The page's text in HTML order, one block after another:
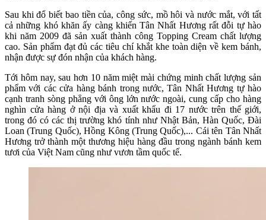
Sau khi đổ biết bao tiền của, công sức, mồ hôi và nước mắt, với tất
cả những khó khăn ấy càng khiến Tân Nhất Hương rất đỗi tự hào
khi năm 2009 đã sản xuất thành công Topping Cream chất lượng
cao. Sản phẩm đạt đủ các tiêu chí khắt khe toàn diện về kem bánh,
nhận được sự đón nhận của khách hàng.
Tới hôm nay, sau hơn 10 năm miệt mài chứng minh chất lượng sản
phẩm với các cửa hàng bánh trong nước, Tân Nhất Hương tự hào
cạnh tranh sòng phẳng với ông lớn nước ngoài, cung cấp cho hàng
nghìn cửa hàng ở nội địa và xuất khẩu đi 17 nước trên thế giới,
trong đó có các thị trường khó tính như Nhật Bản, Hàn Quốc, Đài
Loan (Trung Quốc), Hồng Kông (Trung Quốc),... Cái tên Tân Nhất
Hương trở thành một thương hiệu hàng đầu trong ngành bánh kem
tươi của Việt Nam cũng như vươn tầm quốc tế.